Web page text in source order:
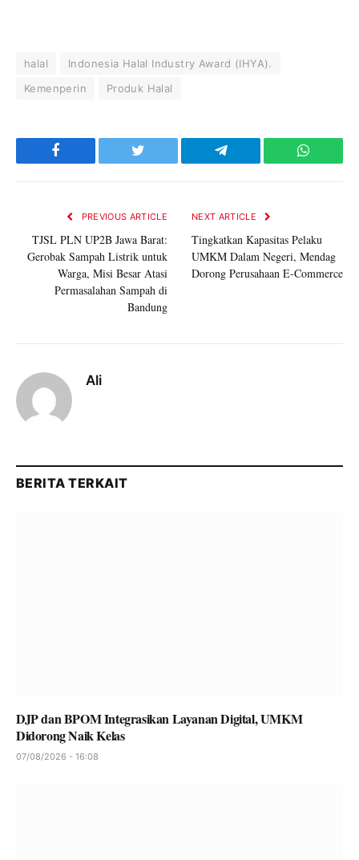
halal
Indonesia Halal Industry Award (IHYA).
Kemenperin
Produk Halal
Facebook Twitter Telegram
PREVIOUS ARTICLE
TJSL PLN UP2B Jawa Barat:
Gerobak Sampah Listrik untuk
Warga, Misi Besar Atasi
Permasalahan Sampah di
Bandung
NEXT ARTICLE
Tingkatkan Kapasitas Pelaku
UMKM Dalam Negeri, Mendag
Dorong Perusahaan E-Commerce
Ali
BERITA TERKAIT
DJP dan BPOM Integrasikan Layanan Digital, UMKM
Didorong Naik Kelas
07/08/2026 - 16:08